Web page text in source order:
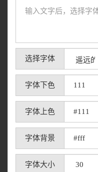
选择字体
字体下色
字体上色
字体背景
字体大小